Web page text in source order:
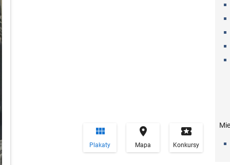

Plakaty

Mapa
local_play
Konkursy